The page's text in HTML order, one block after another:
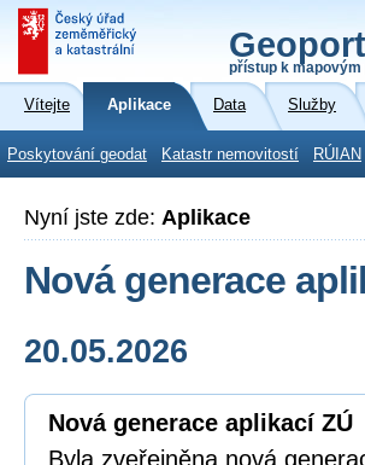
přístup k
Vítejte Aplikace Data Služby
Poskytování geodat Katastr nemovitostí RÚIAN
Nyní jste zde: Aplikace
Nová generace
20.05.2026
Nová generace aplikací ZÚ
Byla zveřejněna nová